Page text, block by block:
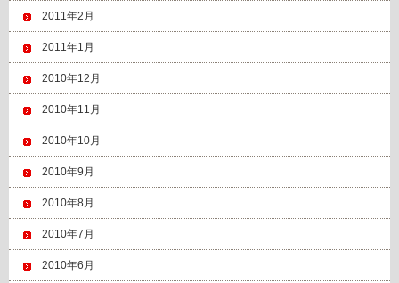
2011年2月
2011年1月
2010年12月
2010年11月
2010年10月
2010年9月
2010年8月
2010年7月
2010年6月